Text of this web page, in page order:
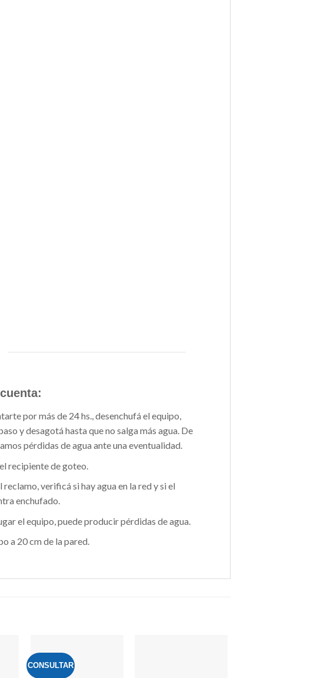
por más de 24 hs., desenchufá el equipo,
y desagotá hasta que no salga más agua. De
pérdidas de agua ante una eventualidad.
recipiente de goteo.
reclamo, verificá si hay agua en la red y si el
enchufado.
el equipo, puede producir pérdidas de agua.
a 20 cm de la pared.
CONSULTAR